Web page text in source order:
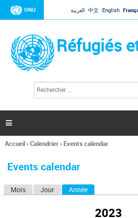
Jump to navigation
ONU العربية 中文 English
Réfugiés
l
c
h
e

Vous
ici
Accueil›Calendrier› Events calendar
Events calendar
Mois Jour Année
2023